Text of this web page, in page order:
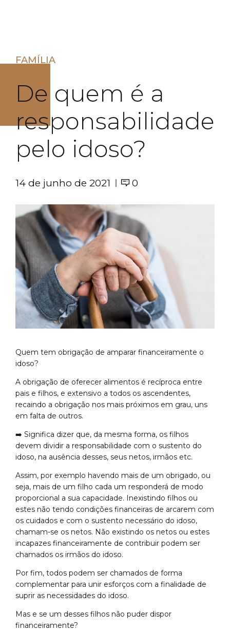
FAMÍLIA
De quem é a
responsabilidade
pelo idoso?
14 de junho de 2021 0
Quem tem obrigação de amparar financeiramente o
idoso?
A obrigação de oferecer alimentos é recíproca entre
pais e filhos, e extensivo a todos os ascendentes,
recaindo a obrigação nos mais próximos em grau, uns
em falta de outros.
➡️ Significa dizer que, da mesma forma, os filhos
devem dividir a responsabilidade com o sustento do
idoso, na ausência desses, seus netos, irmãos etc.
Assim, por exemplo havendo mais de um obrigado, ou
seja, mais de um filho cada um responderá de modo
proporcional a sua capacidade. Inexistindo filhos ou
estes não tendo condições financeiras de arcarem com
os cuidados e com o sustento necessário do idoso,
chamam-se os netos. Não existindo os netos ou estes
incapazes financeiramente de contribuir podem ser
chamados os irmãos do idoso.
Por fim, todos podem ser chamados de forma
complementar para unir esforços com a finalidade de
suprir as necessidades do idoso.
Mas e se um desses filhos não puder dispor
financeiramente?